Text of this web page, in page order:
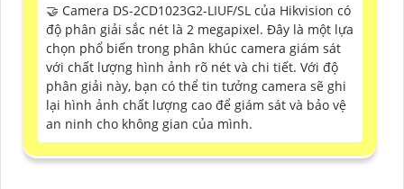
🤝 Camera DS-2CD1023G2-LIUF/SL của Hikvision có
độ phân giải sắc nét là 2 megapixel. Đây là một lựa
chọn phổ biến trong phân khúc camera giám sát
với chất lượng hình ảnh rõ nét và chi tiết. Với độ
phân giải này, bạn có thể tin tưởng camera sẽ ghi
lại hình ảnh chất lượng cao để giám sát và bảo vệ
an ninh cho không gian của mình.